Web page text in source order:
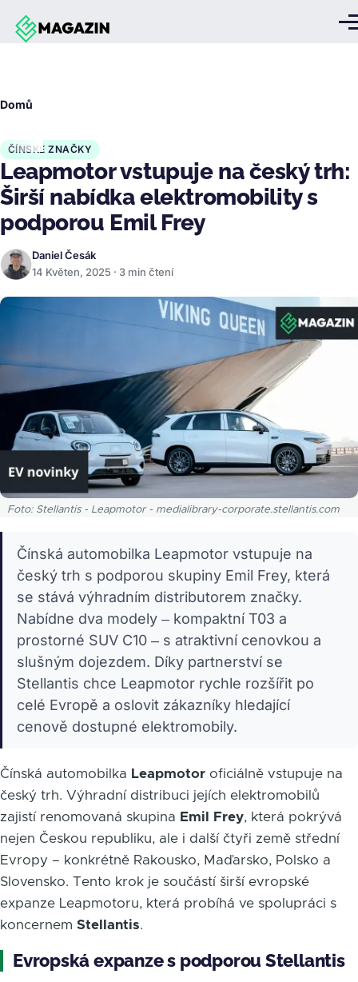
Přejít k hlavnímu obsahu
Domů
ČÍNSKÉ ZNAČKY
Leapmotor vstupuje na český trh:
Širší nabídka elektromobility s
podporou Emil Frey
Daniel Česák
14 Květen, 2025 · 3 min čtení
Foto: Stellantis - Leapmotor - medialibrary-corporate.stellantis.com
Čínská automobilka Leapmotor vstupuje na
český trh s podporou skupiny Emil Frey, která
se stává výhradním distributorem značky.
Nabídne dva modely – kompaktní T03 a
prostorné SUV C10 – s atraktivní cenovkou a
slušným dojezdem. Díky partnerství se
Stellantis chce Leapmotor rychle rozšířit po
celé Evropě a oslovit zákazníky hledající
cenově dostupné elektromobily.
Čínská automobilka Leapmotor oficiálně vstupuje na
český trh. Výhradní distribuci jejích elektromobilů
zajistí renomovaná skupina Emil Frey, která pokrývá
nejen Českou republiku, ale i další čtyři země střední
Evropy – konkrétně Rakousko, Maďarsko, Polsko a
Slovensko. Tento krok je součástí širší evropské
expanze Leapmotoru, která probíhá ve spolupráci s
koncernem Stellantis.
Evropská expanze s podporou Stellantis